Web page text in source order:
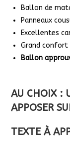
Ballon de
Panneaux
Excellentes
Grand confort
Ballon
AU CHOIX :
APPOSER
TEXTE À